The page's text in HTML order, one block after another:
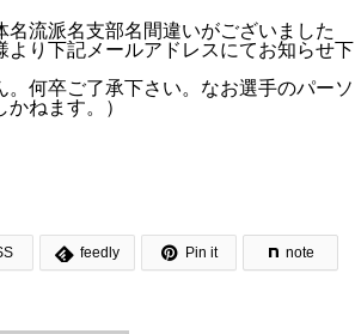
流派名支部名間違いがございました
り下記メールアドレスにてお知らせ下
。何卒ご了承下さい。なお選手のパーソ
ねます。）
 feedly  Pin it note